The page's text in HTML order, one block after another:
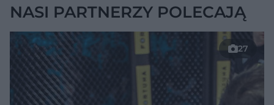
NASI PARTNERZY POLECAJĄ
27